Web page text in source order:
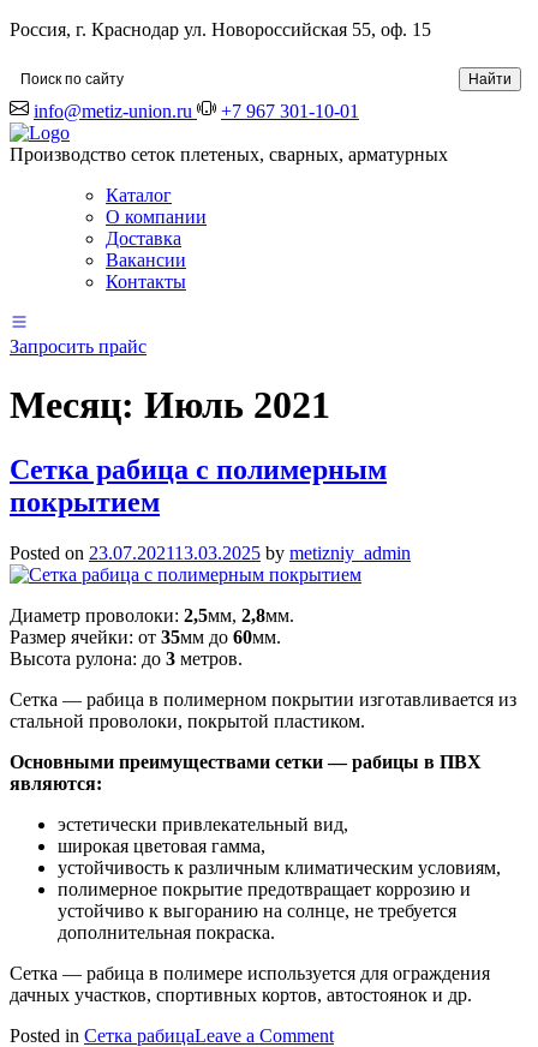
Россия, г. Краснодар ул. Новороссийская 55, оф. 15
info@metiz-union.ru +7 967 301-10-01
Производство сеток плетеных, сварных, арматурных
Каталог
О компании
Доставка
Вакансии
Контакты
Запросить прайс
Месяц: Июль 2021
Сетка рабица с полимерным
покрытием
Posted on 23.07.202113.03.2025 by metizniy_admin
Диаметр проволоки: 2,5мм, 2,8мм.
Размер ячейки: от 35мм до 60мм.
Высота рулона: до 3 метров.
Сетка — рабица в полимерном покрытии изготавливается из
стальной проволоки, покрытой пластиком.
Основными преимуществами сетки — рабицы в ПВХ
являются:
эстетически привлекательный вид,
широкая цветовая гамма,
устойчивость к различным климатическим условиям,
полимерное покрытие предотвращает коррозию и
устойчиво к выгоранию на солнце, не требуется
дополнительная покраска.
Сетка — рабица в полимере используется для ограждения
дачных участков, спортивных кортов, автостоянок и др.
Posted in Сетка рабицаLeave a Commenton